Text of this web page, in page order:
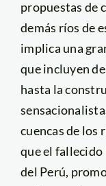
propuestas de
demás ríos de
implica una
que incluyen
hasta la
cuencas de los
que el fallecido
del Perú,